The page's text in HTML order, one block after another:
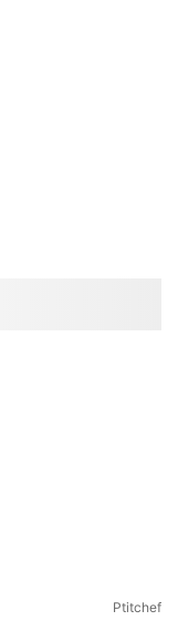
Ptitchef